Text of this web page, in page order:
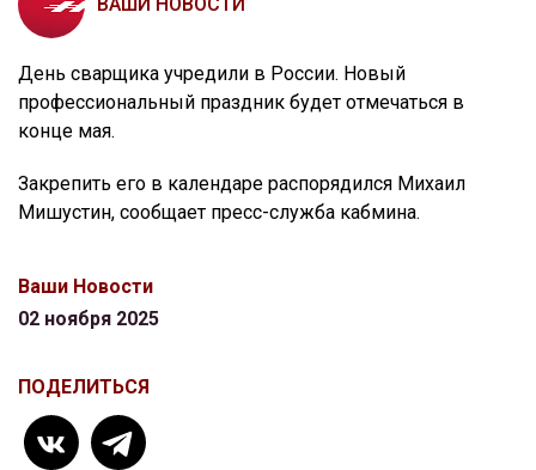
День сварщика учредили в России. Новый
профессиональный праздник будет отмечаться в
конце мая.
Закрепить его в календаре распорядился Михаил
Мишустин, сообщает пресс-служба кабмина.
Ваши Новости
02 ноября 2025
ПОДЕЛИТЬСЯ